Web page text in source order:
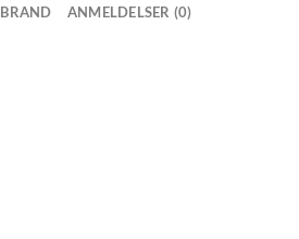
BRAND ANMELDELSER (0)